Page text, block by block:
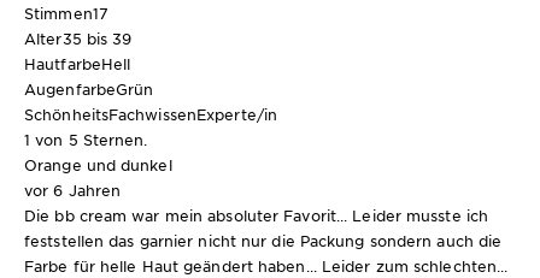
Stimmen17
Alter35 bis 39
HautfarbeHell
AugenfarbeGrün
SchönheitsFachwissenExperte/in
1 von 5 Sternen.
Orange und dunkel
vor 6 Jahren
Die bb cream war mein absoluter Favorit... Leider musste ich
feststellen das garnier nicht nur die Packung sondern auch die
Farbe für helle Haut geändert haben... Leider zum schlechten...